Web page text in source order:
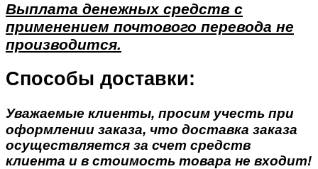
Выплата денежных средств с
применением почтового перевода не
производится.
Способы доставки:
Уважаемые клиенты, просим учесть при
оформлении заказа, что доставка заказа
осуществляется за счет средств
клиента и в стоимость товара не входит!